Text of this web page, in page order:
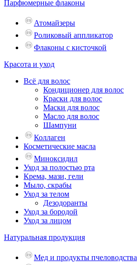
Парфюмерные флаконы
Атомайзеры
Роликовый аппликатор
Флаконы с кисточкой
Красота и уход
Всё для волос
Кондиционер для волос
Краски для волос
Маски для волос
Масло для волос
Шампуни
Коллаген
Косметические масла
Миноксидил
Уход за полостью рта
Крема, мази, гели
Мыло, скрабы
Уход за телом
Дезодоранты
Уход за бородой
Уход за лицом
Натуральная продукция
Мед и продукты пчеловодства